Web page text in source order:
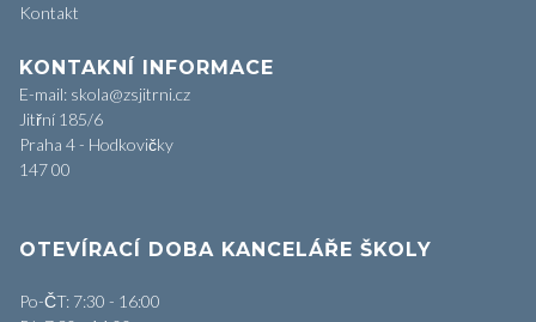
Kontakt
KONTAKNÍ INFORMACE
E-mail: skola@zsjitrni.cz
Jitřní 185/6
Praha 4 - Hodkovičky
147 00
OTEVÍRACÍ DOBA KANCELÁŘE ŠKOLY
Po-ČT: 7:30 - 16:00